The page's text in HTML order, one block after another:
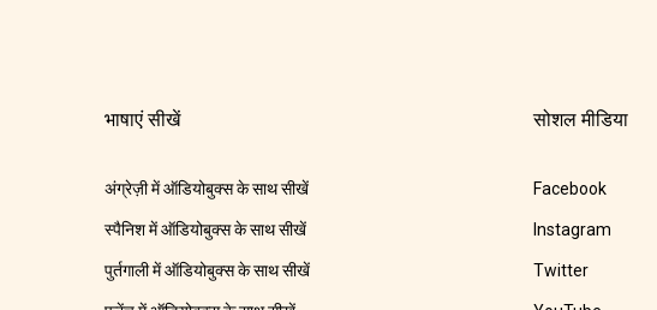
भाषाएं सीखें
अंग्रेज़ी में ऑडियोबुक्स के साथ सीखें
स्पैनिश में ऑडियोबुक्स के साथ सीखें
पुर्तगाली में ऑडियोबुक्स के साथ सीखें
सोशल मीडिया
Facebook
Instagram
Twitter